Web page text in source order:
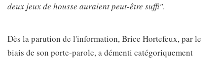
deux jeux de housse auraient peut-être suffi".
Dès la parution de l'information, Brice Hortefeux, par le
biais de son porte-parole, a démenti catégoriquement